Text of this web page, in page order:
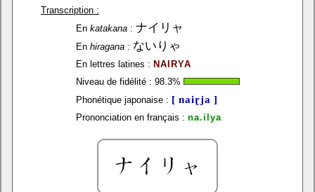
Transcription :
En katakana: ナイリャ
En hiragana: ないりゃ
En lettres latines : NAIRYA
Niveau de fidélité : 98.3%
Phonétique japonaise : [ naiɽja ]
Prononciation en français : na.ilya